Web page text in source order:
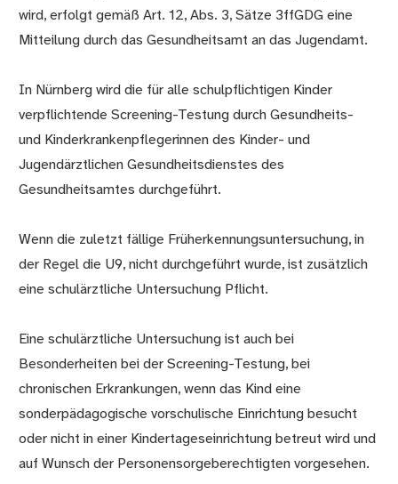
wird, erfolgt gemäß Art. 12, Abs. 3, Sätze 3ffGDG eine
Mitteilung durch das Gesundheitsamt an das Jugendamt.
In Nürnberg wird die für alle schulpflichtigen Kinder
verpflichtende Screening-Testung durch Gesundheits-
und Kinderkrankenpflegerinnen des Kinder- und
Jugendärztlichen Gesundheitsdienstes des
Gesundheitsamtes durchgeführt.
Wenn die zuletzt fällige Früherkennungsuntersuchung, in
der Regel die U9, nicht durchgeführt wurde, ist zusätzlich
eine schulärztliche Untersuchung Pflicht.
Eine schulärztliche Untersuchung ist auch bei
Besonderheiten bei der Screening-Testung, bei
chronischen Erkrankungen, wenn das Kind eine
sonderpädagogische vorschulische Einrichtung besucht
oder nicht in einer Kindertageseinrichtung betreut wird und
auf Wunsch der Personensorgeberechtigten vorgesehen.